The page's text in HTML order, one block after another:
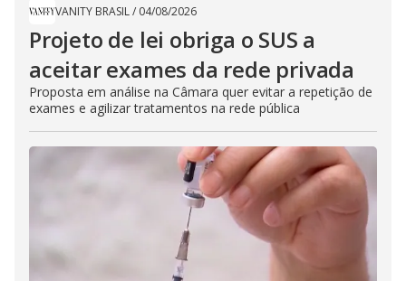
VANITY BRASIL/ 04/08/2026
Projeto de lei obriga o SUS a
aceitar exames da rede privada
Proposta em análise na Câmara quer evitar a repetição de
exames e agilizar tratamentos na rede pública